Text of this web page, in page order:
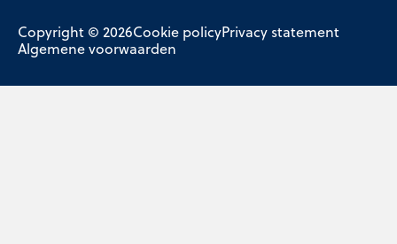
Copyright © 2026Cookie policyPrivacy statement
Algemene voorwaarden